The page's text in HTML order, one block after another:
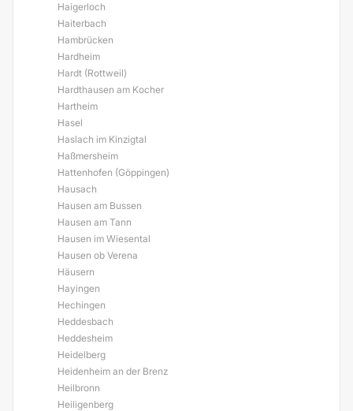
Haigerloch
Haiterbach
Hambrücken
Hardheim
Hardt (Rottweil)
Hardthausen am Kocher
Hartheim
Hasel
Haslach im Kinzigtal
Haßmersheim
Hattenhofen (Göppingen)
Hausach
Hausen am Bussen
Hausen am Tann
Hausen im Wiesental
Hausen ob Verena
Häusern
Hayingen
Hechingen
Heddesbach
Heddesheim
Heidelberg
Heidenheim an der Brenz
Heilbronn
Heiligenberg